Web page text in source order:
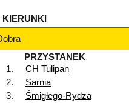
PRZYSTANEK
1.
CH Tulipan
2. Sarnia
3. Śmigłego-Rydza